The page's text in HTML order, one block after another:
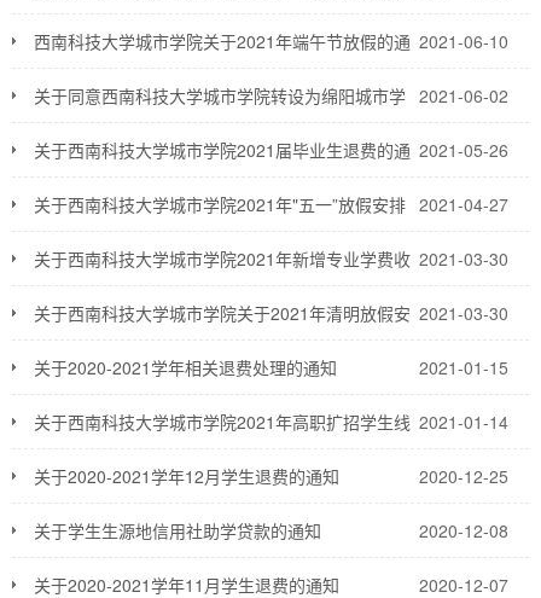
结算公示 2021-06-10
西南科技大学城市学院关于2021年端午节放假的通
知 2021-06-02
关于同意西南科技大学城市学院转设为绵阳城市学
院的函 2021-05-26
关于西南科技大学城市学院2021届毕业生退费的通
知 2021-04-27
关于西南科技大学城市学院2021年"五一”放假安排
的通知 2021-03-30
关于西南科技大学城市学院2021年‌新增专业学费收
费价格公示的通知 2021-03-30
关于西南科技大学城市学院关于2021年清明放假安
排的通知 2021-01-15
关于2020-2021学年相关退费处理的通知
2021-01-14
关于西南科技大学城市学院2021年高职扩招学生线
上报到操作流程 2020-12-25
关于2020-2021学年12月学生退费的通知
2020-12-08
关于学生生源地信用社助学贷款的通知
2020-12-07
关于2020-2021学年11月学生退费的通知